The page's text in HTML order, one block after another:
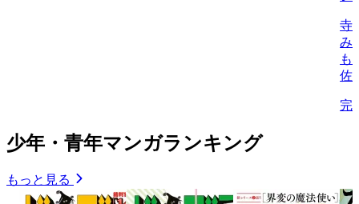
寺
み
も
佐
完
少年・青年マンガランキング
もっと見る